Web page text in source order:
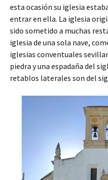
esta ocasión su iglesia
entrar en ella. La iglesia
sido sometido a muchas
iglesia de una sola nave,
iglesias conventuales
piedra y una espadaña del
retablos laterales son del